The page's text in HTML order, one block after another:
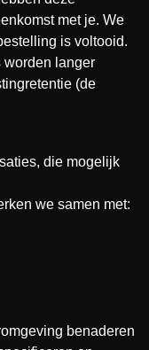
met je. We
is voltooid.
worden langer
(de
die mogelijk
we samen met:
benaderen